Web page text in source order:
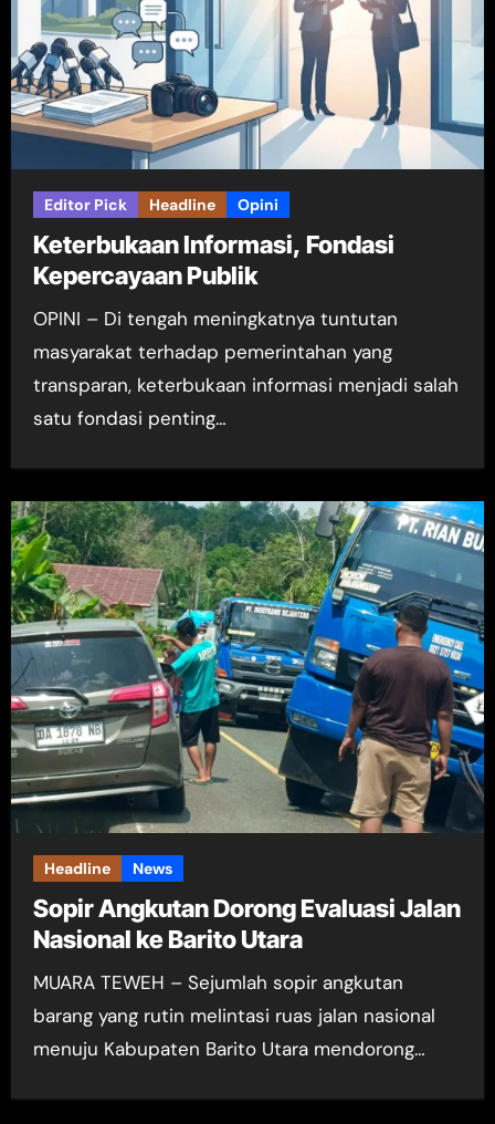
Editor Pick Headline Opini
Keterbukaan Informasi, Fondasi
Kepercayaan Publik
OPINI – Di tengah meningkatnya tuntutan
masyarakat terhadap pemerintahan yang
transparan, keterbukaan informasi menjadi salah
satu fondasi penting…
Headline News
Sopir Angkutan Dorong Evaluasi Jalan
Nasional ke Barito Utara
MUARA TEWEH – Sejumlah sopir angkutan
barang yang rutin melintasi ruas jalan nasional
menuju Kabupaten Barito Utara mendorong…